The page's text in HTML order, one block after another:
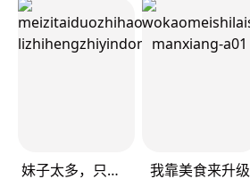
妹子太多，只好飞升了 我靠美食来升级